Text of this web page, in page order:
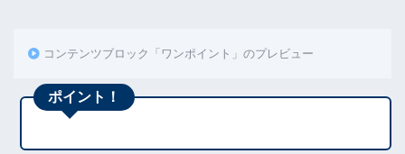
コンテンツブロック「ワンポイント」のプレビュー
ポイント！